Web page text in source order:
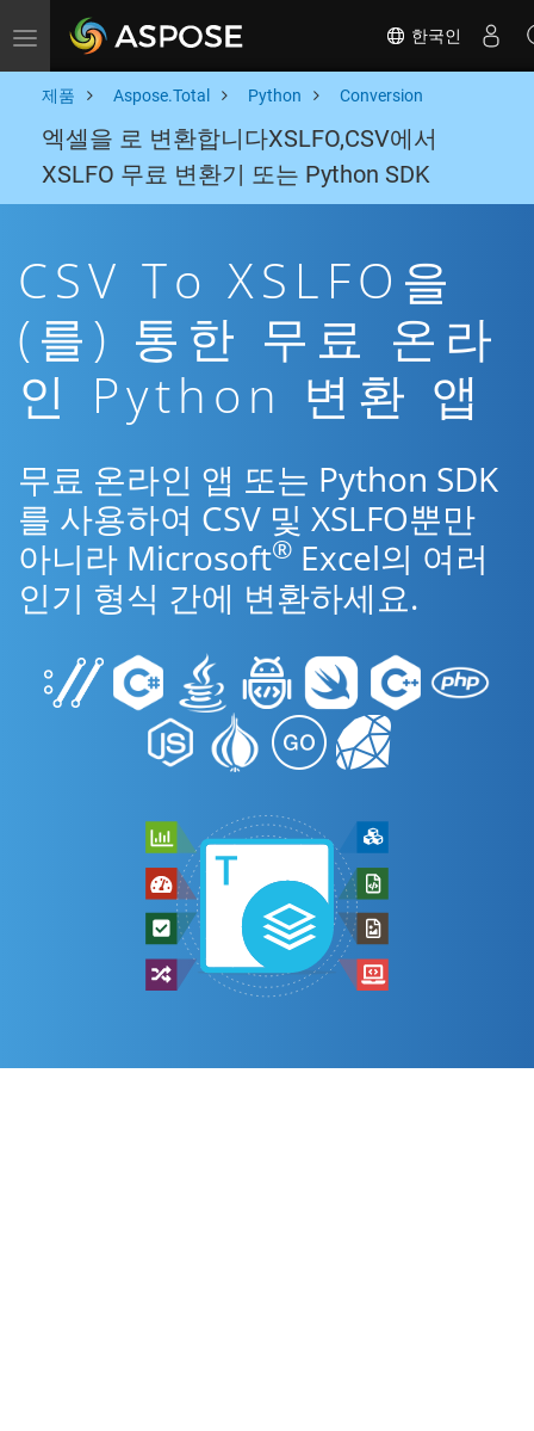
Toggle navigation 한국인
제품 Aspose.Total Python Conversion
엑셀을 로 변환합니다XSLFO,CSV에서
XSLFO 무료 변환기 또는 Python SDK
CSV To XSLFO을
(를) 통한 무료 온라
인 Python 변환 앱
무료 온라인 앱 또는 Python SDK
를 사용하여 CSV 및 XSLFO뿐만
아니라 Microsoft® Excel의 여러
인기 형식 간에 변환하세요.